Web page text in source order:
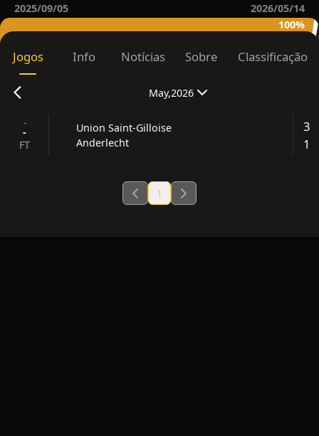
2025/09/05
2026/05/14
100%
Jogos Info Notícias Sobre Classificação
May,2026
-
-
FT
Union Saint-Gilloise
Anderlecht
3
1
1